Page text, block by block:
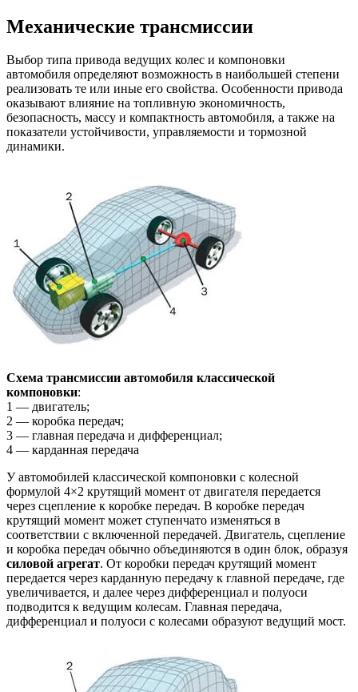
Механические трансмиссии
Выбор типа привода ведущих колес и компоновки
автомобиля определяют возможность в наибольшей степени
реализовать те или иные его свойства. Особенности привода
оказывают влияние на топливную экономичность,
безопасность, массу и компактность автомобиля, а также на
показатели устойчивости, управляемости и тормозной
динамики.
Схема трансмиссии автомобиля классической
компоновки:
1 — двигатель;
2 — коробка передач;
3 — главная передача и дифференциал;
4 — карданная передача
У автомобилей классической компоновки с колесной
формулой 4×2 крутящий момент от двигателя передается
через сцепление к коробке передач. В коробке передач
крутящий момент может ступенчато изменяться в
соответствии с включенной передачей. Двигатель, сцепление
и коробка передач обычно объединяются в один блок, образуя
силовой агрегат. От коробки передач крутящий момент
передается через карданную передачу к главной передаче, где
увеличивается, и далее через дифференциал и полуоси
подводится к ведущим колесам. Главная передача,
дифференциал и полуоси с колесами образуют ведущий мост.